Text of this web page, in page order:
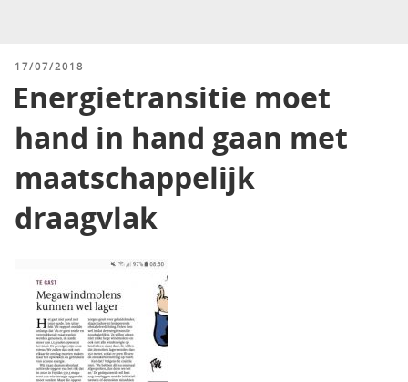
GEPLAATST
17/07/2018
Energietransitie moet
hand in hand gaan met
maatschappelijk
draagvlak